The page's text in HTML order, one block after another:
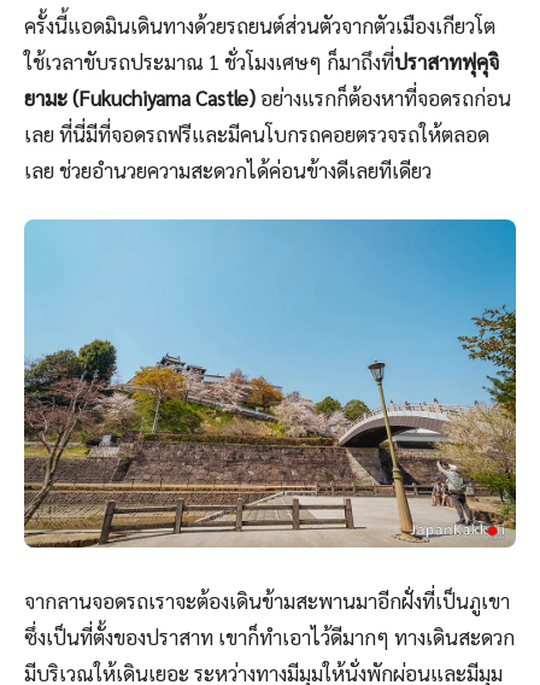
ครั้งนี้แอดมินเดินทางด้วยรถยนต์ส่วนตัวจากตัวเมืองเกียวโต
ใช้เวลาขับรถประมาณ 1 ชั่วโมงเศษๆ ก็มาถึงที่ปราสาทฟุคุจิ
ยามะ (Fukuchiyama Castle) อย่างแรกก็ต้องหาที่จอดรถก่อน
เลย ที่นี่มีที่จอดรถฟรีและมีคนโบกรถคอยตรวจรถให้ตลอด
เลย ช่วยอำนวยความสะดวกได้ค่อนข้างดีเลยทีเดียว
จากลานจอดรถเราจะต้องเดินข้ามสะพานมาอีกฝั่งที่เป็นภูเขา
ซึ่งเป็นที่ตั้งของปราสาท เขาก็ทำเอาไว้ดีมากๆ ทางเดินสะดวก
มีบริเวณให้เดินเยอะ ระหว่างทางมีมุมให้นั่งพักผ่อนและมีมุม